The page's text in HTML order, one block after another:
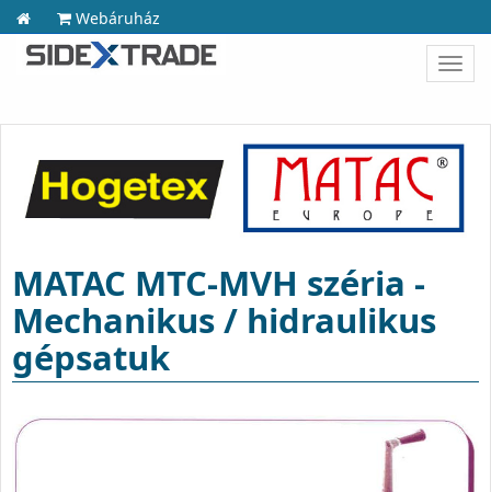
Webáruház
MATAC MTC-MVH széria -
Mechanikus / hidraulikus
gépsatuk